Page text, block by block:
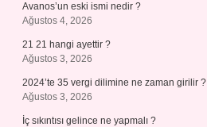
Avanos’un eski ismi nedir ?
Ağustos 4, 2026
21 21 hangi ayettir ?
Ağustos 3, 2026
2024’te 35 vergi dilimine ne zaman girilir ?
Ağustos 3, 2026
İç sıkıntısı gelince ne yapmalı ?